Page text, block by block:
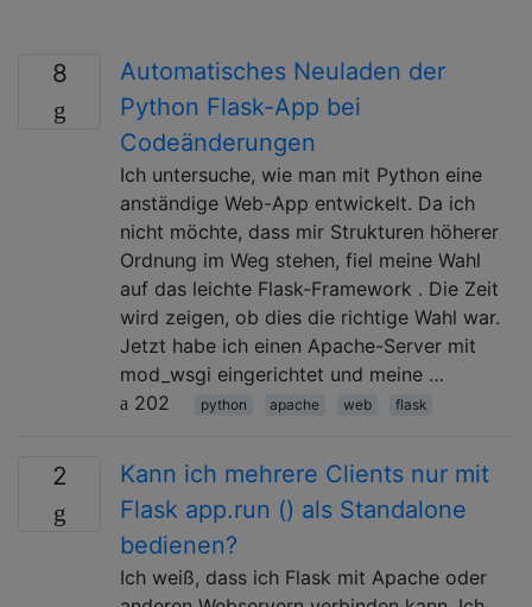
8
Automatisches Neuladen der
Python Flask-App bei
Codeänderungen
Ich untersuche, wie man mit Python eine
anständige Web-App entwickelt. Da ich
nicht möchte, dass mir Strukturen höherer
Ordnung im Weg stehen, fiel meine Wahl
auf das leichte Flask-Framework . Die Zeit
wird zeigen, ob dies die richtige Wahl war.
Jetzt habe ich einen Apache-Server mit
mod_wsgi eingerichtet und meine …
202
python apache web flask
2
Kann ich mehrere Clients nur mit
Flask app.run () als Standalone
bedienen?
Ich weiß, dass ich Flask mit Apache oder